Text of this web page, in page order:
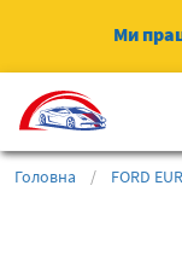
Ми
Головна / FORD